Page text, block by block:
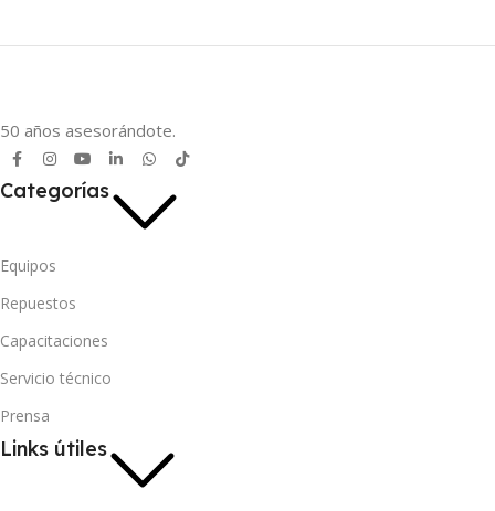
50 años asesorándote.
Categorías
Equipos
Repuestos
Capacitaciones
Servicio técnico
Prensa
Links útiles